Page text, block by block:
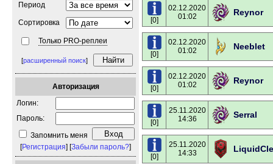
Период
Сортировка
Только PRO-реплеи
[расширенный поиск]
Авторизация
Логин:
Пароль:
Запомнить меня
[Регистрация] [Забыли пароль?]
[0]
02.12.2020
01:02
Reynor
[0]
02.12.2020
01:02
Neeblet
[0]
02.12.2020
01:02
Reynor
[0]
25.11.2020
14:36
Serral
[0]
25.11.2020
14:33